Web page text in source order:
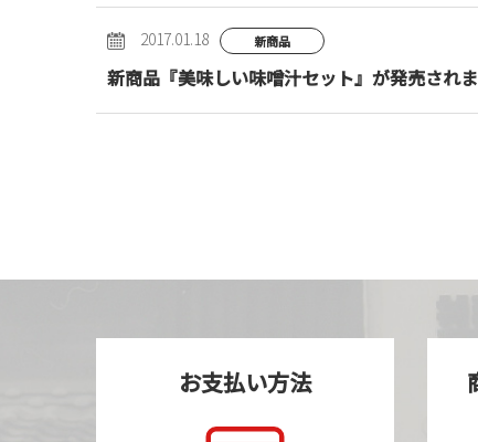
2017.01.18 新商品
新商品『美味しい味噌汁セット』が発売されま
ー
送
お支払い方法